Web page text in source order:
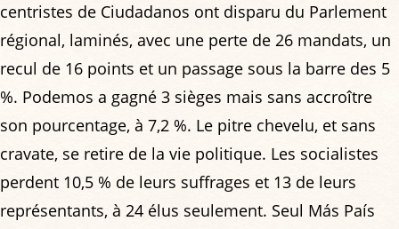
centristes de Ciudadanos ont disparu du Parlement
régional, laminés, avec une perte de 26 mandats, un
recul de 16 points et un passage sous la barre des 5
%. Podemos a gagné 3 sièges mais sans accroître
son pourcentage, à 7,2 %. Le pitre chevelu, et sans
cravate, se retire de la vie politique. Les socialistes
perdent 10,5 % de leurs suffrages et 13 de leurs
représentants, à 24 élus seulement. Seul Más País